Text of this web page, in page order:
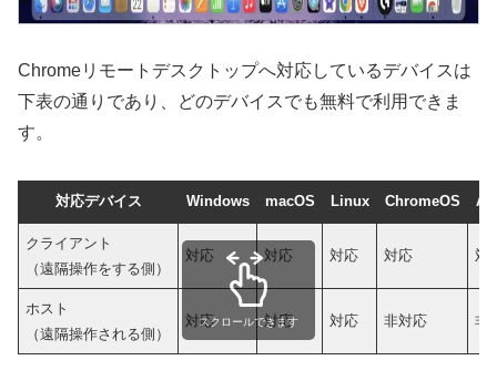
Chromeリモートデスクトップへ対応しているデバイスは
下表の通りであり、どのデバイスでも無料で利用できま
す。
対応デバイス Windows macOS Linux ChromeOS
クライアント
（遠隔操作をする側）
対応 対応 対応 対応 対
ホスト
（遠隔操作される側）
対応 対応 対応 非対応 非
スクロールできます